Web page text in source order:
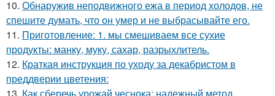
10. Обнаружив неподвижного ежа в период холодов, не
спешите думать, что он умер и не выбрасывайте его.
11. Приготовление: 1. мы смешиваем все сухие
продукты: манку, муку, сахар, разрыхлитель.
12. Краткая инструкция по уходу за декабристом в
преддверии цветения: